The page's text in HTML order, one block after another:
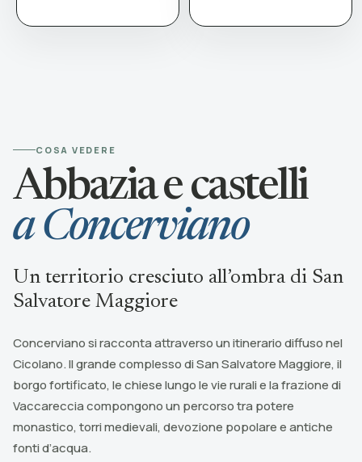
COSA VEDERE
Abbazia e castelli
a Concerviano
Un territorio cresciuto all’ombra di San
Salvatore Maggiore
Concerviano si racconta attraverso un itinerario diffuso nel
Cicolano. Il grande complesso di San Salvatore Maggiore, il
borgo fortificato, le chiese lungo le vie rurali e la frazione di
Vaccareccia compongono un percorso tra potere
monastico, torri medievali, devozione popolare e antiche
fonti d’acqua.